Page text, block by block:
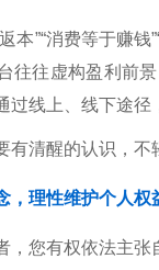
本”“消费等于赚
往往虚构盈利前
过线上、线下途径
有清醒的认识，不
，理性维护个人权
，您有权依法主